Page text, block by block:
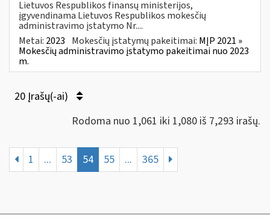
Lietuvos Respublikos finansų ministerijos,
įgyvendinama Lietuvos Respublikos mokesčių
administravimo įstatymo Nr....
Metai: 2023 Mokesčių įstatymų pakeitimai: MĮP 2021 »
Mokesčių administravimo įstatymo pakeitimai nuo 2023
m.
20 Įrašų(-ai)
Rodoma nuo 1,061 iki 1,080 iš 7,293 irašų.
1 ... 53 54 55 ... 365